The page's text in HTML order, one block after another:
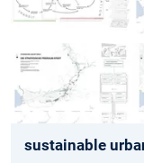
sustainable